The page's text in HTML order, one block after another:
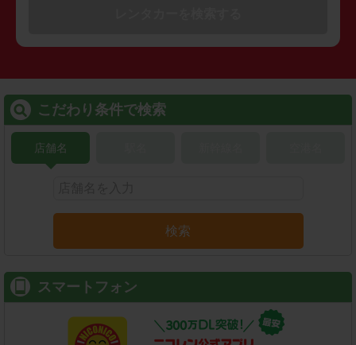
こだわり条件で検索
店舗名
検索
スマートフォン